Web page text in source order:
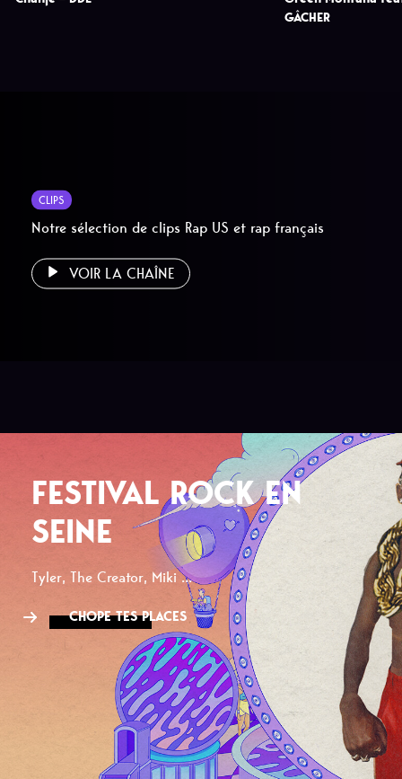
GÂCHER
CLIPS
Notre sélection de clips Rap US et rap français
VOIR LA CHAÎNE
FESTIVAL ROCK EN
SEINE
Tyler, The Creator, Miki ...
CHOPE TES PLACES